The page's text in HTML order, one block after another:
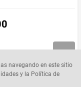
navegando en este sitio
y la Política de